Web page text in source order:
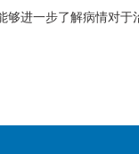
进一步了解病情对